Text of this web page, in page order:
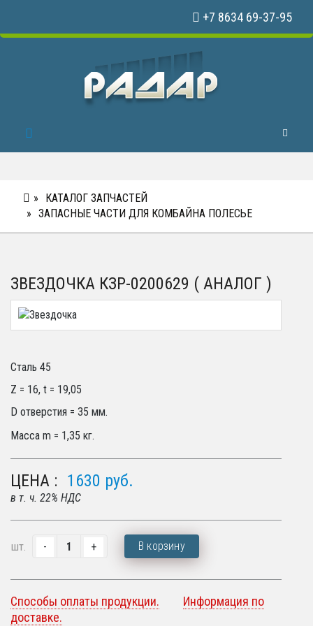
+7 8634 69-37-95
Toggle
КАТАЛОГ ЗАПЧАСТЕЙ
ЗАПАСНЫЕ ЧАСТИ ДЛЯ КОМБАЙНА ПОЛЕСЬЕ
ЗВЕЗДОЧКА КЗР-0200629 ( АНАЛОГ )
Сталь 45
Z = 16, t = 19,05
D отверстия = 35 мм.
Масса m = 1,35 кг.
ЦЕНА : 1630 руб.
в т. ч. 22% НДС
шт. В корзину
Способы оплаты продукции.
Информация по
доставке.